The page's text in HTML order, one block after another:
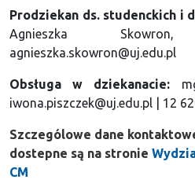
Prodziekan ds. studenckich i
Agnieszka Skowron,
agnieszka.skowron@uj.edu.pl
Obsługa w dziekanacie:
iwona.piszczek@uj.edu.pl | 12
Szczególowe dane
dostepne są na stronie
CM